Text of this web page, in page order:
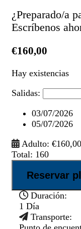
¿Preparado/a
Escríbenos
€160,00
Hay existencias
Salidas:
03/07/2026
05/07/2026
Adulto: €160,00
Total: 160
María
Enol
Reservar
Duración:
1 Día
Transporte: